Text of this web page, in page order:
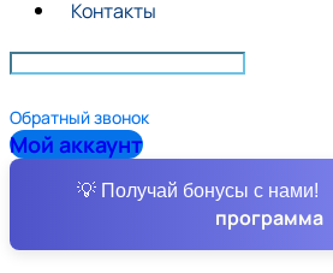
Контакты
Обратный звонок
Мой аккаунт
💡 Получай бонусы с нами!
программа